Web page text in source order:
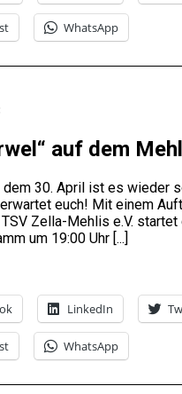
WhatsApp
auf dem
dem 30. April ist es wieder
euch! Mit einem
TSV Zella-Mehlis e.V. startet
um 19:00 Uhr
LinkedIn
WhatsApp